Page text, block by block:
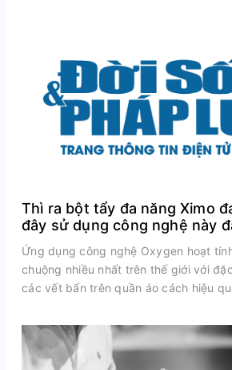
Thì ra bột tẩy đa năng Ximo
đây sử dụng công nghệ này
trên thế giới
Ứng dụng công nghệ Oxygen hoạt
chuộng nhiều nhất trên thế giới với
các vết bẩn trên quần áo cách hiệu